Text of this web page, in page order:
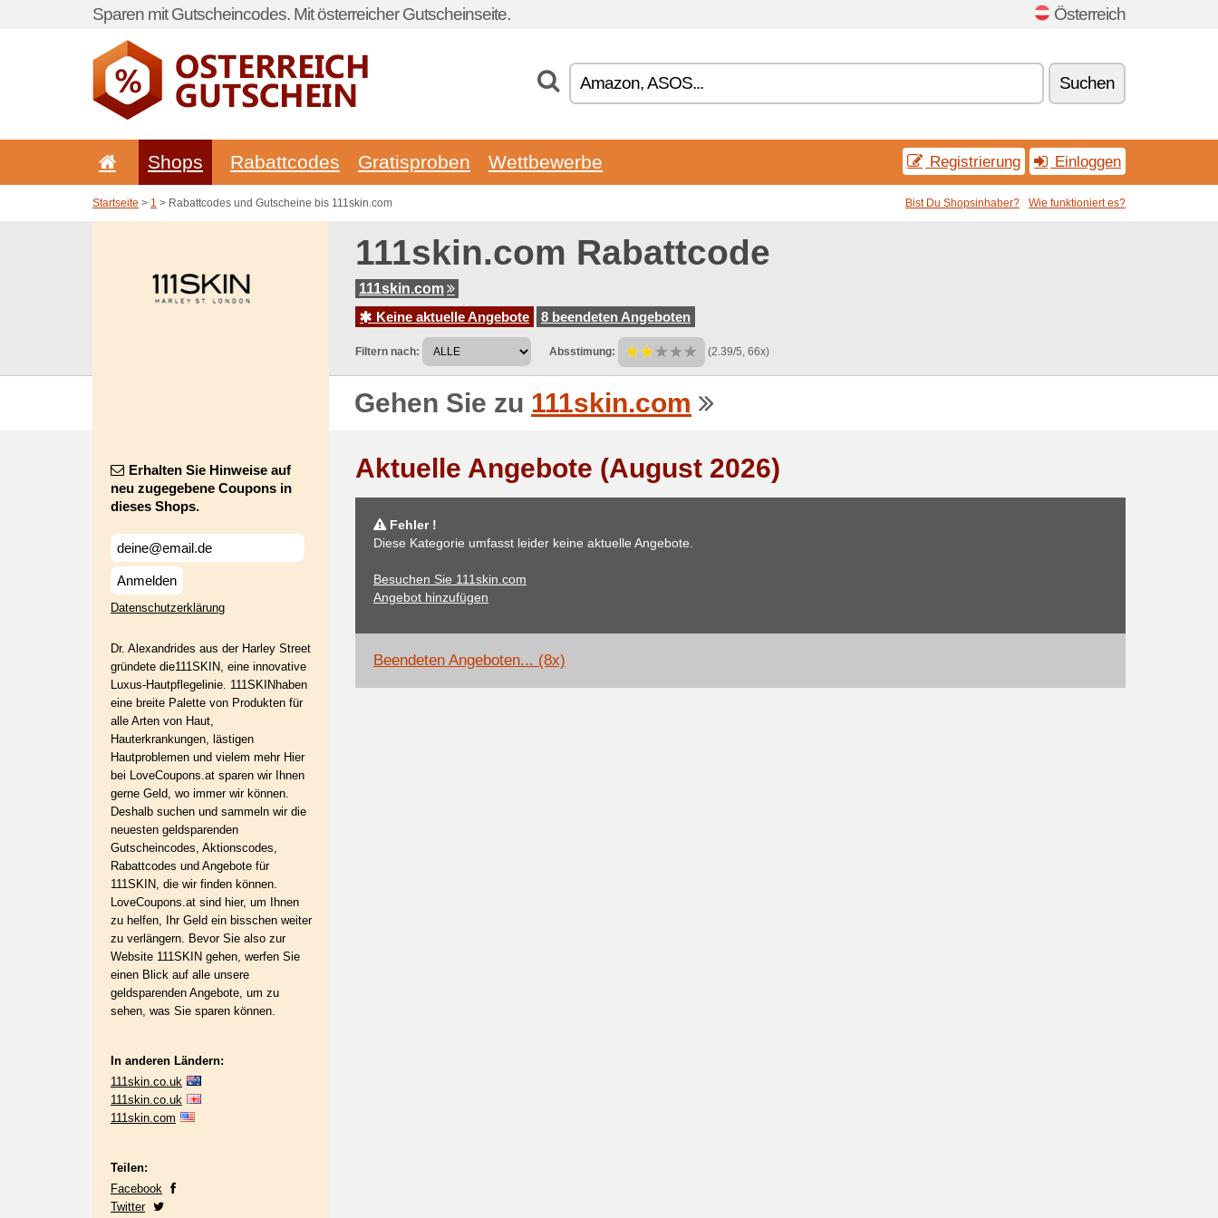
Sparen mit Gutscheincodes. Mit österreicher Gutscheinseite. Österreich
Suchen
Shops Rabattcodes Gratisproben Wettbewerbe Registrierung Einloggen
Startseite > 1 > Rabattcodes und Gutscheine bis 111skin.com Bist Du Shopsinhaber? Wie funktioniert es?
111skin.com Rabattcode
111skin.com
Keine aktuelle Angebote
8 beendeten Angeboten
Filtern nach: Absstimung: (2.39/5, 66x)
Gehen Sie zu 111skin.com
Erhalten Sie Hinweise auf
neu zugegebene Coupons in
dieses Shops.
Anmelden
Datenschutzerklärung
Dr. Alexandrides aus der Harley Street
gründete die111SKIN, eine innovative
Luxus-Hautpflegelinie. 111SKINhaben
eine breite Palette von Produkten für
alle Arten von Haut,
Hauterkrankungen, lästigen
Hautproblemen und vielem mehr Hier
bei LoveCoupons.at sparen wir Ihnen
gerne Geld, wo immer wir können.
Deshalb suchen und sammeln wir die
neuesten geldsparenden
Gutscheincodes, Aktionscodes,
Rabattcodes und Angebote für
111SKIN, die wir finden können.
LoveCoupons.at sind hier, um Ihnen
zu helfen, Ihr Geld ein bisschen weiter
zu verlängern. Bevor Sie also zur
Website 111SKIN gehen, werfen Sie
einen Blick auf alle unsere
geldsparenden Angebote, um zu
sehen, was Sie sparen können.
In anderen Ländern:
111skin.co.uk
111skin.co.uk
111skin.com
Teilen:
Facebook
Twitter
Aktuelle Angebote (August 2026)
Fehler !
Diese Kategorie umfasst leider keine aktuelle Angebote.
Besuchen Sie 111skin.com
Angebot hinzufügen
Beendeten Angeboten... (8x)